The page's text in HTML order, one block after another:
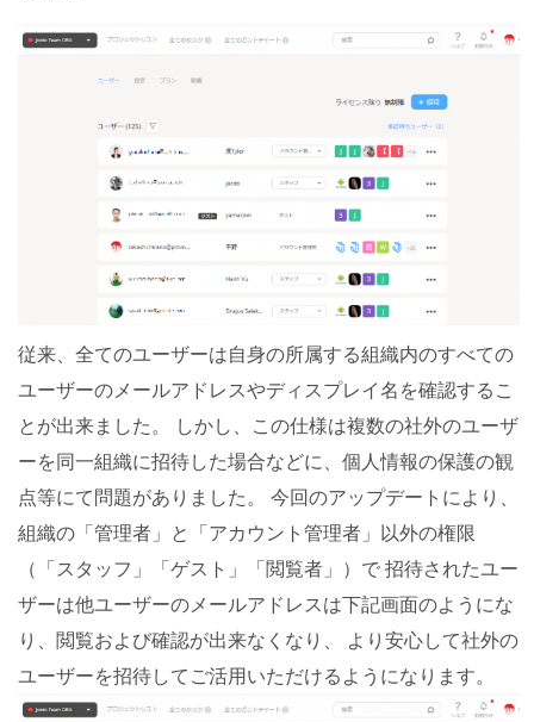
従来、全てのユーザーは自身の所属する組織内のすべての
ユーザーのメールアドレスやディスプレイ名を確認するこ
とが出来ました。 しかし、この仕様は複数の社外のユーザ
ーを同一組織に招待した場合などに、個人情報の保護の観
点等にて問題がありました。 今回のアップデートにより、
組織の「管理者」と「アカウント管理者」以外の権限
（「スタッフ」「ゲスト」「閲覧者」）で 招待されたユー
ザーは他ユーザーのメールアドレスは下記画面のようにな
り、閲覧および確認が出来なくなり、 より安心して社外の
ユーザーを招待してご活用いただけるようになります。